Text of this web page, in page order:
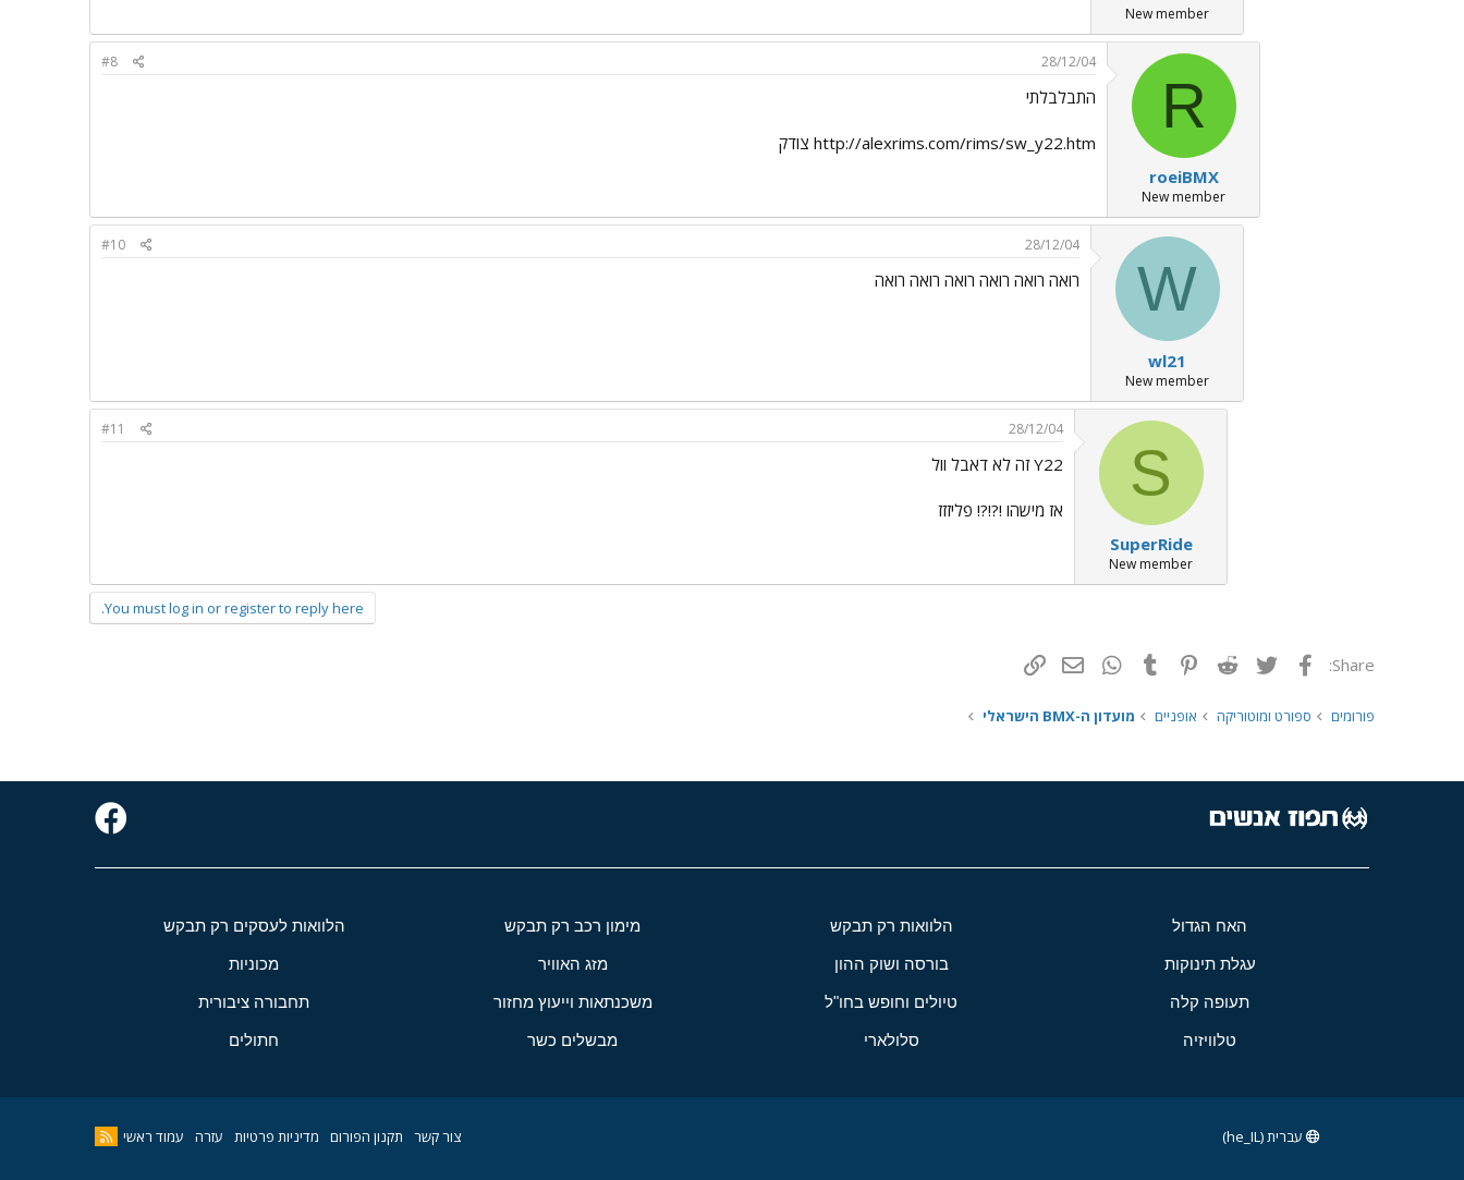
New member
R
roeiBMX
New member
28/12/04
#8
התבלבלתי
http://alexrims.com/rims/sw_y22.htm צודק
W
wl21
New member
28/12/04
#10
רואה רואה רואה רואה רואה רואה
S
SuperRide
New member
28/12/04
#11
Y22 זה לא דאבל וול
אז מישהו !?!?! פליזזז
You must log in or register to reply here.
Share: פייסבוק Twitter
Reddit
Pinterest
Tumblr
WhatsAppדואר אלקטרוני
פורומים ספורט ומוטוריקה אופניים מועדון ה-BMX הישראלי
האח הגדול הלוואות רק תבקש מימון רכב רק תבקש הלוואות לעסקים רק תבקש
עגלת תינוקות בורסה ושוק ההון מזג האוויר מכוניות
תעופה קלה טיולים וחופש בחו"ל משכנתאות וייעוץ מחזור תחבורה ציבורית
טלוויזיה סלולארי מבשלים כשר חתולים
צור קשר תקנון הפורום מדיניות פרטיות עזרה עמוד ראשי עברית (he_IL)